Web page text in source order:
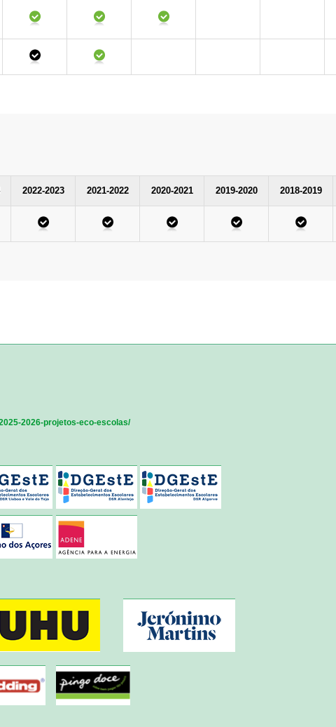
2022-2023 2021-2022 2020-2021 2019-2020 2018-2019
2026-projetos-eco-escolas/